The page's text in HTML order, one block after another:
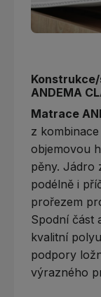
ANDEMA
Matrace
z
objemovou
pěny. Jádro
podélně i
prořezem
Spodní část
kvalitní
podpory
výrazného